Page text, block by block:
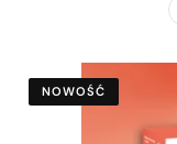
NOWOŚĆ